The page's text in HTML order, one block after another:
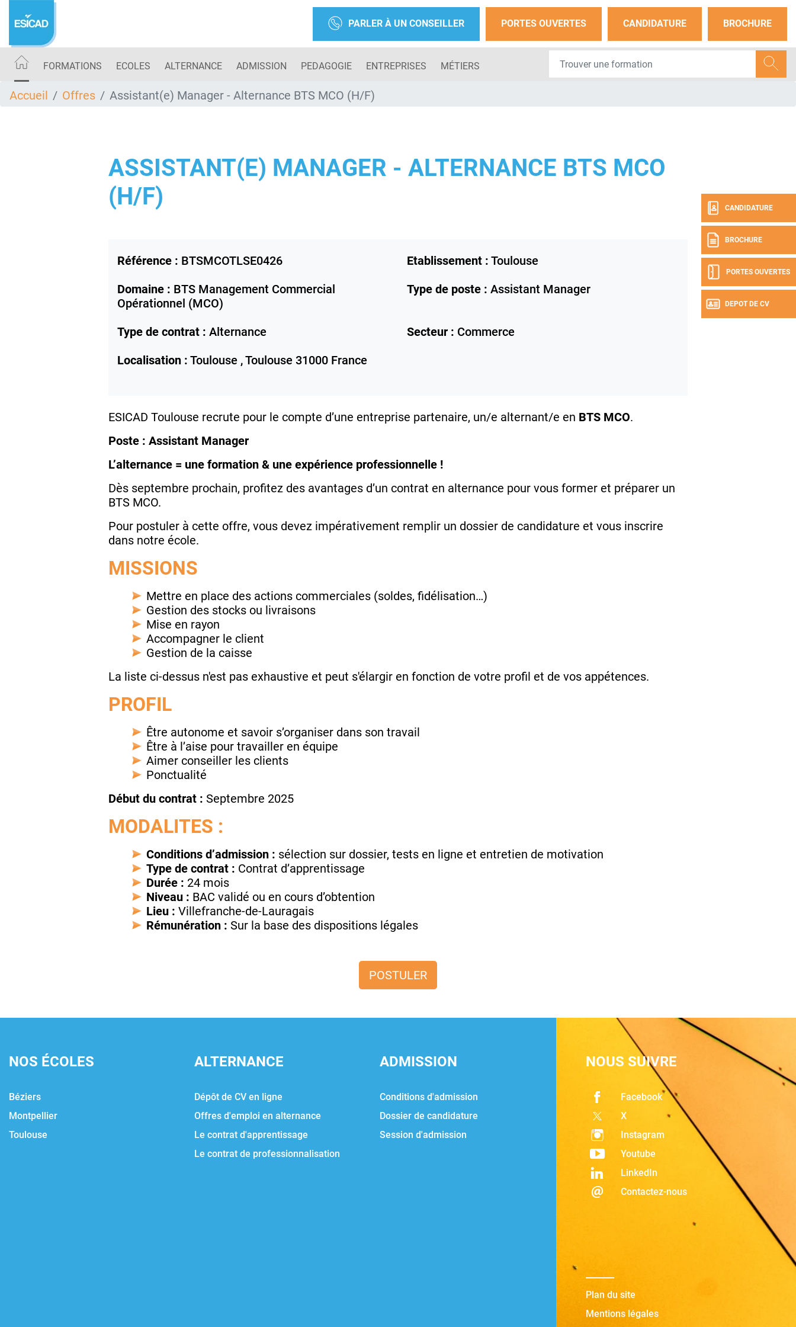
contenu
PARLER À UN CONSEILLER PORTES OUVERTES CANDIDATURE BROCHURE
FORMATIONS ECOLES ALTERNANCE ADMISSION PEDAGOGIE ENTREPRISES MÉTIERS
CANDIDATURE
BROCHURE
PORTES OUVERTES
DEPOT DE CV
Accueil Offres Assistant(e) Manager - Alternance BTS MCO (H/F)
ASSISTANT(E) MANAGER - ALTERNANCE BTS MCO
(H/F)
Référence : BTSMCOTLSE0426 Etablissement : Toulouse
Domaine : BTS Management Commercial
Opérationnel (MCO)
Type de poste : Assistant Manager
Type de contrat : Alternance Secteur : Commerce
Localisation : Toulouse ,Toulouse 31000 France
ESICAD Toulouse recrute pour le compte d’une entreprise partenaire, un/e alternant/e en BTS MCO.
Poste : Assistant Manager
L’alternance = une formation & une expérience professionnelle !
Dès septembre prochain, profitez des avantages d’un contrat en alternance pour vous former et préparer un
BTS MCO.
Pour postuler à cette offre, vous devez impérativement remplir un dossier de candidature et vous inscrire
dans notre école.
MISSIONS
Mettre en place des actions commerciales (soldes, fidélisation…)
Gestion des stocks ou livraisons
Mise en rayon
Accompagner le client
Gestion de la caisse
La liste ci-dessus n'est pas exhaustive et peut s'élargir en fonction de votre profil et de vos appétences.
PROFIL
Être autonome et savoir s’organiser dans son travail
Être à l’aise pour travailler en équipe
Aimer conseiller les clients
Ponctualité
Début du contrat : Septembre 2025
MODALITES :
Conditions d’admission : sélection sur dossier, tests en ligne et entretien de motivation
Type de contrat : Contrat d’apprentissage
Durée : 24 mois
Niveau : BAC validé ou en cours d’obtention
Lieu : Villefranche-de-Lauragais
Rémunération : Sur la base des dispositions légales
POSTULER
NOS ÉCOLES
Béziers
Montpellier
Toulouse
ALTERNANCE
Dépôt de CV en ligne
Offres d'emploi en alternance
Le contrat d'apprentissage
Le contrat de professionnalisation
ADMISSION
Conditions d'admission
Dossier de candidature
Session d'admission
NOUS SUIVRE
Facebook
X
Instagram
Youtube
LinkedIn
Contactez-nous
Plan du site
Mentions légales